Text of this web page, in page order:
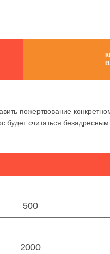
пожертвование
будет считаться
500
2000